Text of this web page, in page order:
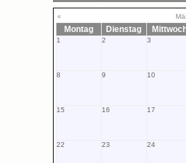
«
Montag Dienstag
1 2 3
8 9 10
15 16 17
22 23 24